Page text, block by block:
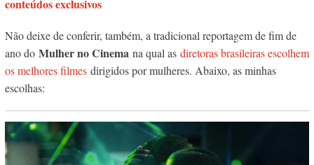
conteúdos exclusivos
Não deixe de conferir, também, a tradicional reportagem de fim de
ano do Mulher no Cinema na qual as diretoras brasileiras escolhem
os melhores filmesdirigidos por mulheres. Abaixo, as minhas
escolhas: